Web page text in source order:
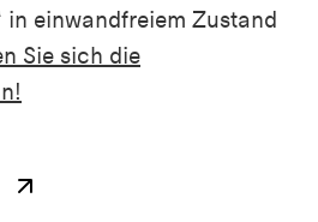
in einwandfreiem Zustand
Sie sich die